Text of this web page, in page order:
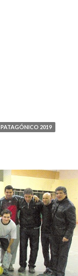
PATAGÓNICO 2019